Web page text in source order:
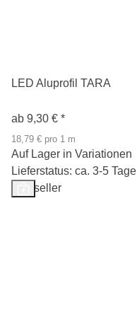
LED Aluprofil TARA
ab 9,30 € *
18,79 € pro 1 m
Auf Lager in Variationen
Lieferstatus: ca. 3-5 Tage
Bestseller